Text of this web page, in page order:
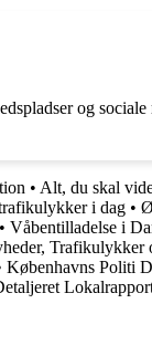
og
• Alt, du skal
i dag •
Våbentilladelse i
Trafikulykker
Københavns Politi